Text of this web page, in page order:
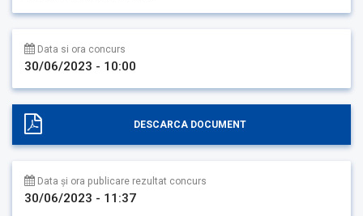
Data si ora concurs
30/06/2023 - 10:00
DESCARCA DOCUMENT
Data și ora publicare rezultat concurs
30/06/2023 - 11:37